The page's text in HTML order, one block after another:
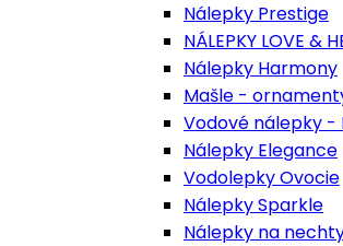
Nálepky Prestige
NÁLEPKY LOVE &
Nálepky Harmony
Mašle -
Vodové nálepky -
Nálepky Elegance
Vodolepky Ovocie
Nálepky Sparkle
Nálepky na nechty